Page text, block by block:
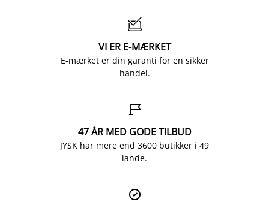

VI ER E-MÆRKET
E-mærket er din garanti for en sikker
handel.

47 ÅR MED GODE TILBUD
JYSK har mere end 3600 butikker i 49
lande.
